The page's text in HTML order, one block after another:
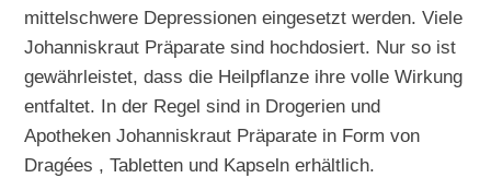
mittelschwere Depressionen eingesetzt werden. Viele
Johanniskraut Präparate sind hochdosiert. Nur so ist
gewährleistet, dass die Heilpflanze ihre volle Wirkung
entfaltet. In der Regel sind in Drogerien und
Apotheken Johanniskraut Präparate in Form von
Dragées , Tabletten und Kapseln erhältlich.